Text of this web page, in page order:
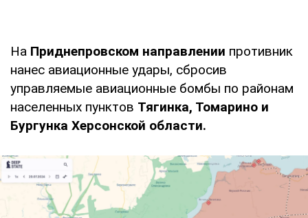
На Приднепровском направлении противник
нанес авиационные удары, сбросив
управляемые авиационные бомбы по районам
населенных пунктов Тягинка, Томарино и
Бургунка Херсонской области.